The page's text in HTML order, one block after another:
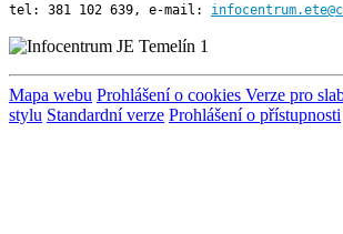
tel: 381 102 639, e-mail:
Mapa webu Prohlášení o cookies Verze pro
stylu Standardní verze Prohlášení o přístupnosti